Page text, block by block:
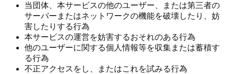
当団体、本サービスの他のユーザー、または第三者の
サーバーまたはネットワークの機能を破壊したり、妨
害したりする行為
本サービスの運営を妨害するおそれのある行為
他のユーザーに関する個人情報等を収集または蓄積す
る行為
不正アクセスをし、またはこれを試みる行為